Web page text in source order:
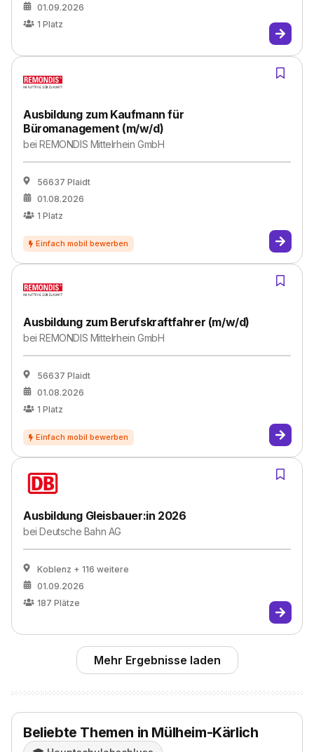
01.09.2026
1 Platz
Ausbildung zum Kaufmann für
Büromanagement (m/w/d)
beiREMONDIS Mittelrhein GmbH
56637 Plaidt
01.08.2026
1 Platz
Ausbildung zum Berufskraftfahrer (m/w/d)
beiREMONDIS Mittelrhein GmbH
56637 Plaidt
01.08.2026
1 Platz
Ausbildung Gleisbauer:in 2026
beiDeutsche Bahn AG
Koblenz + 116 weitere
01.09.2026
187 Plätze
Mehr Ergebnisse laden
Beliebte Themen in Mülheim-Kärlich